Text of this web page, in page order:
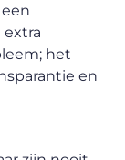
het
en